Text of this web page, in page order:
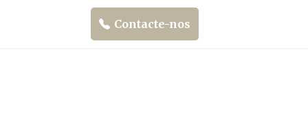
Contacte-nos